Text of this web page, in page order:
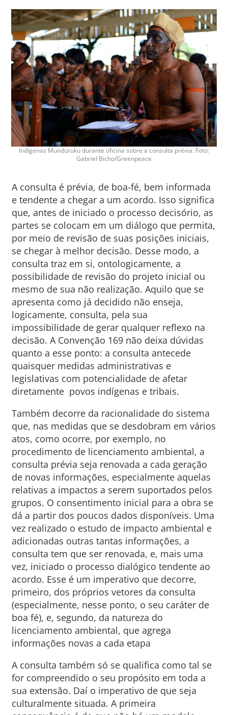
Indígenas Munduruku durante oficina sobre a consulta prévia. Foto:
Gabriel Bicho/Greenpeace
A consulta é prévia, de boa-fé, bem informada
e tendente a chegar a um acordo. Isso significa
que, antes de iniciado o processo decisório, as
partes se colocam em um diálogo que permita,
por meio de revisão de suas posições iniciais,
se chegar à melhor decisão. Desse modo, a
consulta traz em si, ontologicamente, a
possibilidade de revisão do projeto inicial ou
mesmo de sua não realização. Aquilo que se
apresenta como já decidido não enseja,
logicamente, consulta, pela sua
impossibilidade de gerar qualquer reflexo na
decisão. A Convenção 169 não deixa dúvidas
quanto a esse ponto: a consulta antecede
quaisquer medidas administrativas e
legislativas com potencialidade de afetar
diretamente povos indígenas e tribais.
Também decorre da racionalidade do sistema
que, nas medidas que se desdobram em vários
atos, como ocorre, por exemplo, no
procedimento de licenciamento ambiental, a
consulta prévia seja renovada a cada geração
de novas informações, especialmente aquelas
relativas a impactos a serem suportados pelos
grupos. O consentimento inicial para a obra se
dá a partir dos poucos dados disponíveis. Uma
vez realizado o estudo de impacto ambiental e
adicionadas outras tantas informações, a
consulta tem que ser renovada, e, mais uma
vez, iniciado o processo dialógico tendente ao
acordo. Esse é um imperativo que decorre,
primeiro, dos próprios vetores da consulta
(especialmente, nesse ponto, o seu caráter de
boa fé), e, segundo, da natureza do
licenciamento ambiental, que agrega
informações novas a cada etapa
A consulta também só se qualifica como tal se
for compreendido o seu propósito em toda a
sua extensão. Daí o imperativo de que seja
culturalmente situada. A primeira